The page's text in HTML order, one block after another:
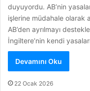
duyuyordu. AB’nin
işlerine müdahale olarak
AB’den ayrılmayı
İngiltere’nin kendi
Devamını Oku
22 Ocak 2026